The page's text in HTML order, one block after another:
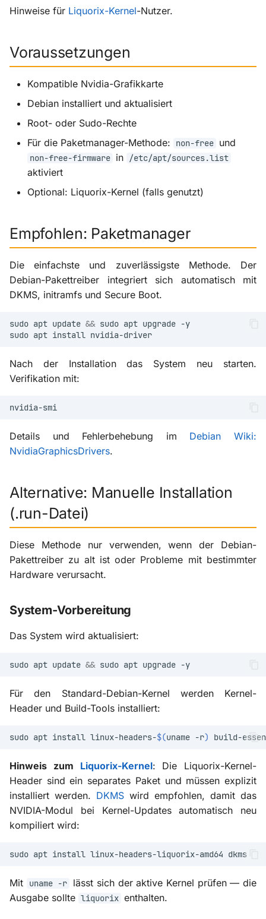
i
i
Zurück in den Grafik-
Modus
Fehlerbehebung
Treiber-Einstellungen (nur
X11)
Kernel-Parameter
MangoHud (optional)
Quellen
X-ProTurb
KabinXP
Szenerie-Plugins
Via KVM
Hinweise für Liquorix-Kernel-Nutzer.
Voraussetzungen
Kompatible Nvidia-Grafikkarte
Debian installiert und aktualisiert
Root- oder Sudo-Rechte
Für die Paketmanager-Methode:
non-free und
non-free-firmware in /etc/apt/sources.list
aktiviert
Optional: Liquorix-Kernel (falls genutzt)
Empfohlen: Paketmanager
Die einfachste und zuverlässigste Methode. Der
Debian-Pakettreiber integriert sich automatisch mit
DKMS, initramfs und Secure Boot.
sudo apt update && sudo apt upgrade
sudo apt install
Nach der Installation das System neu starten.
Verifikation mit:
Details und Fehlerbehebung im Debian Wiki:
NvidiaGraphicsDrivers.
Alternative: Manuelle Installation
(.run-Datei)
Diese Methode nur verwenden, wenn der Debian-
Pakettreiber zu alt ist oder Probleme mit bestimmter
Hardware verursacht.
System-Vorbereitung
Das System wird aktualisiert:
sudo apt update && sudo apt upgrade
Für den Standard-Debian-Kernel werden Kernel-
Header und Build-Tools installiert:
sudo apt install linux-headers-$(uname -r) build-
Hinweis zum Liquorix-Kernel: Die Liquorix-Kernel-
Header sind ein separates Paket und müssen explizit
installiert werden. DKMS wird empfohlen, damit das
NVIDIA-Modul bei Kernel-Updates automatisch neu
kompiliert wird:
sudo apt install linux-headers-liquorix-amd64
Mit uname -r
lässt sich der aktive Kernel prüfen — die
Ausgabe sollte liquorix enthalten.